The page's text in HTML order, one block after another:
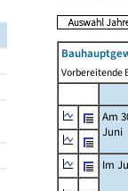
Vorbereitende
Am
Juni
Im